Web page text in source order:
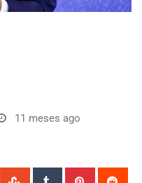
11 meses ago
WhatsappStumbleUpon
Tumblr Pinterest